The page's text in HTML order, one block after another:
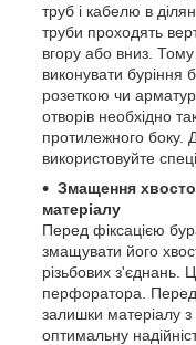
труб і кабелю в
труби проходять
вгору або вниз.
виконувати буріння
розеткою чи
отворів необхідно
протилежного боку.
використовуйте
Змащення
матеріалу
Перед фіксацією
змащувати його
різьбових з'єднань.
перфоратора.
залишки матеріалу
оптимальну